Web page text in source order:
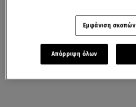
Εμφάνιση σκοπών
Απόρριψη όλων